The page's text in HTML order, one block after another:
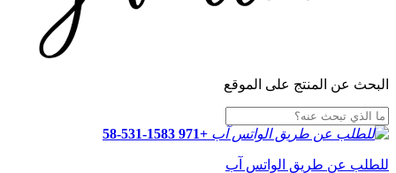
البحث عن المنتج على الموقع
+971 58-531-1583
للطلب عن طريق الواتس آب